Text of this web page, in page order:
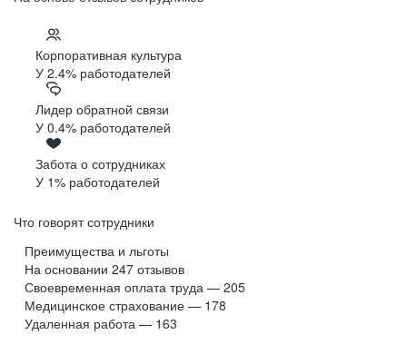
Корпоративная культура
У 2.4% работодателей
Лидер обратной связи
У 0.4% работодателей
Забота о сотрудниках
У 1% работодателей
Что говорят сотрудники
Преимущества и льготы
На основании 247 отзывов
Своевременная оплата труда — 205
Медицинское страхование — 178
Удаленная работа — 163